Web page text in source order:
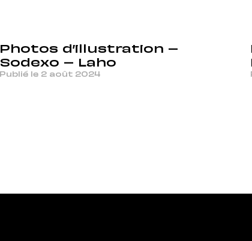
Photos d’illustration –
Sodexo – Laho
Publié le 2 août 2024